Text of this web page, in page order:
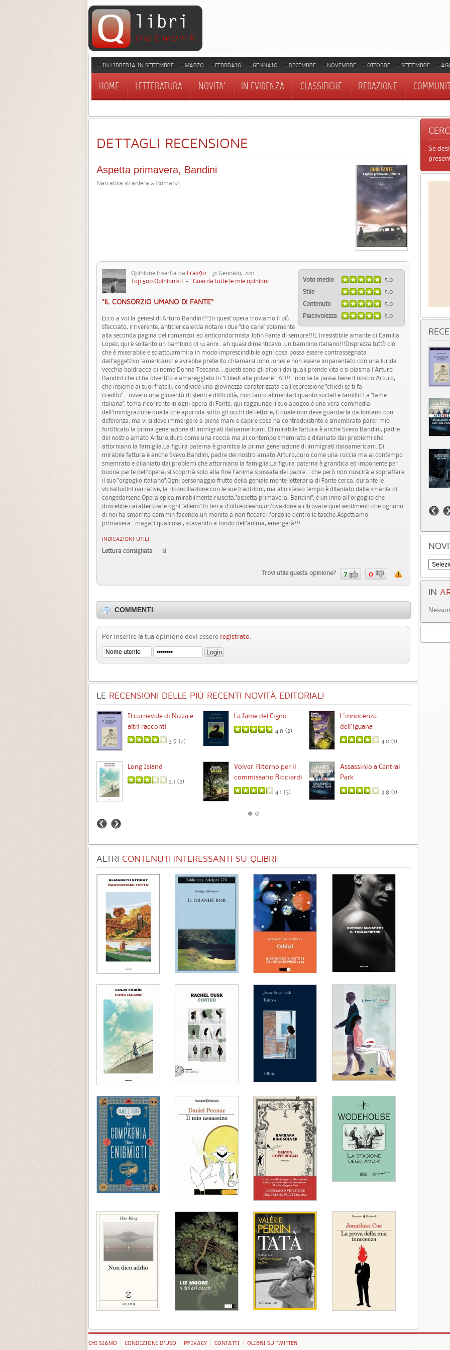
IN LIBRERIA IN SETTEMBRE MARZO FEBBRAIO GENNAIO DICEMBRE NOVEMBRE OTTOBRE SETTEMBRE
HOME LETTERATURA NOVITA' IN EVIDENZA CLASSIFICHE REDAZIONE
DETTAGLI RECENSIONE
Aspetta primavera, Bandini
Narrativa straniera » Romanzi
Voto medio
5.0
Stile
5.0
Contenuto
5.0
Piacevolezza
5.0
Opinione inserita da Frax90 31 Gennaio, 2011
Top 500 Opinionisti - Guarda tutte le mie opinioni
"IL CONSORZIO UMANO DI FANTE"
Ecco a voi la genesi di Arturo Bandini!!!In quest'opera troviamo il più
sfacciato, irriverente, anticlericale(da notare i due "dio cane" solamente
alla seconda pagina del romanzo) ed anticondormista John Fante di sempre!!!L'irresistibile amante di Camilla
Lopez, qui è soltanto un bambino di 14 anni...ah quasi dimenticavo..un bambino italiano!!!Disprezza tuttò ciò
che è miserabile e sciatto,ammira in modo imprescindibile ogni cosa possa essere contrassegnata
dall'aggettivo "americano" e avrebbe preferito chiamarsi John Jones e non essere imparentato con una lurida
vecchia baldracca di nome Donna Toscana....questi sono gli albori dai quali prende vita e si plasma l'Arturo
Bandini che ci ha divertito e amareggiato in "Chiedi alla polvere". AH!!...non se la passa bene il nostro Arturo,
che insieme ai suoi fratelli, condivide una giovinezza caraterizzata dall'espressione "chiedi se ti fa
credito"....ovvero una gioventù di stenti e difficoltà, non tanto alimentari quanto sociali e familiri.La "fame
italiana", tema ricorrente in ogni opera di Fante, qui raggiunge il suo apogeo,è una vera commedia
dell'immigrazione quella che approda sotto gli occhi del lettore, il quale non deve guardarla da lontano con
deferenza, ma vi si deve immergere a piene mani e capire cosa ha contraddistinto e smembrato parer mio
fortificato la prima generazione di immigrati italoamericani. Di mirabile fattura è anche Svevo Bandini, padre
del nostro amato Arturo,duro come una roccia ma al contempo smemrato e dilaniato dai problemi che
attorniano la famiglia.La figura paterna è granitca la prima generazione di immigrati italoamericani. Di
mirabile fattura è anche Svevo Bandini, padre del nostro amato Arturo,duro come una roccia ma al contempo
smemrato e dilaniato dai problemi che attorniano la famiglia.La figura paterna è granitica ed imponente per
buona parte dell'opera; si scoprirà solo alla fine l'anima spossata del padre....che però non riuscirà a sopraffare
il suo "orgoglio italiano".Ogni personaggio frutto della geniale mente letteraria di Fante cerca, durante le
vicissitudini narrative, la riconciliazione con le sue tradizioni, ma allo stesso tempo è dilaniato dalla smania di
congedarsene.Opera epica,mirabilmente riuscita,"aspetta primavera, Bandini", è un inno all'orgoglio che
dovrebbe caratterizzare ogni "alieno" in terra d'oltreoceano,un'ovazione a ritrovare quei sentimenti che ognuno
di noi ha smarrito cammin facendo,un monito a non ficcarci l'orgolio dentro le tasche.Aspettiamo
primavera...magari qualcosa , scavando a fondo dell'anima, emergerà!!!
INDICAZIONI UTILI
Lettura consigliata sì
Trovi utile questa opinione? 7 0
COMMENTI
Per inserire la tua opinione devi essere registrato
LE RECENSIONI DELLE PIÙ RECENTI NOVITÀ EDITORIALI
Il carnevale di Nizza e
altri racconti
3.9 (2)
La fame del Cigno
4.8 (2)
L'innocenza
dell'iguana
4.0 (1)
Long Island
3.1 (2)
Volver. Ritorno per il
commissario Ricciardi
4.1 (3)
Assassinio a Central
Park
3.8 (1)
ALTRI CONTENUTI INTERESSANTI SU QLIBRI
Se
IN
CHI SIAMO CONDIZIONI D'USO PRIVACY CONTATTI
QLIBRI SU TWITTER